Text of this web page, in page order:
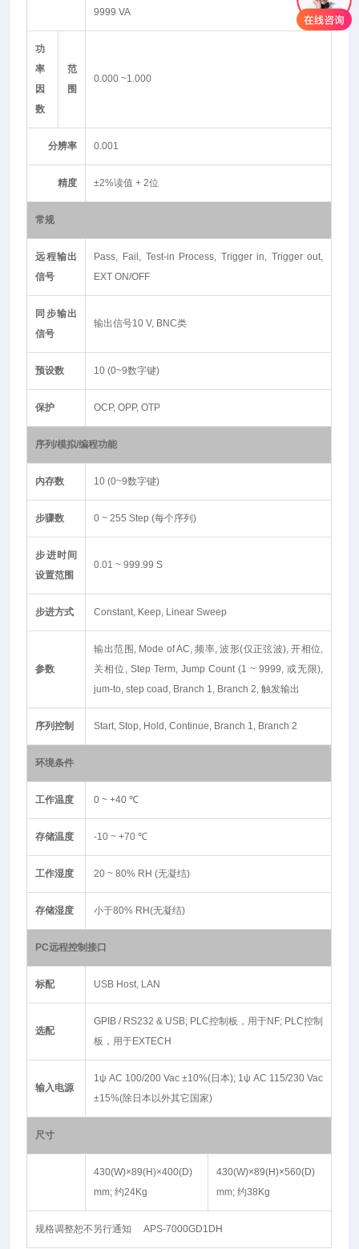
9999 VA
功
率
因
数
范
围
0.000 ~1.000
分辨率 0.001
精度 ±2%读值 + 2位
常规
远程输出
信号
Pass, Fail, Test-in Process, Trigger in, Trigger out,
EXT ON/OFF
同步输出
信号
输出信号10 V, BNC类
预设数 10 (0~9数字键)
保护 OCP, OPP, OTP
序列/模拟/编程功能
内存数 10 (0~9数字键)
步骤数 0 ~ 255 Step (每个序列)
步进时间
设置范围
0.01 ~ 999.99 S
步进方式 Constant, Keep, Linear Sweep
参数
输出范围, Mode of AC, 频率, 波形(仅正弦波), 开相位,
关相位, Step Term, Jump Count (1 ~ 9999, 或无限),
jum-to, step coad, Branch 1, Branch 2, 触发输出
序列控制 Start, Stop, Hold, Continue, Branch 1, Branch 2
环境条件
工作温度 0 ~ +40 ℃
存储温度 -10 ~ +70 ℃
工作湿度 20 ~ 80% RH (无凝结)
存储湿度 小于80% RH(无凝结)
PC远程控制接口
标配 USB Host, LAN
选配
GPIB / RS232 & USB; PLC控制板，用于NF; PLC控制
板，用于EXTECH
输入电源
1ψ AC 100/200 Vac ±10%(日本); 1ψ AC 115/230 Vac
±15%(除日本以外其它国家)
尺寸
430(W)×89(H)×400(D)
mm; 约24Kg
430(W)×89(H)×560(D)
mm; 约38Kg
规格调整恕不另行通知 APS-7000GD1DH